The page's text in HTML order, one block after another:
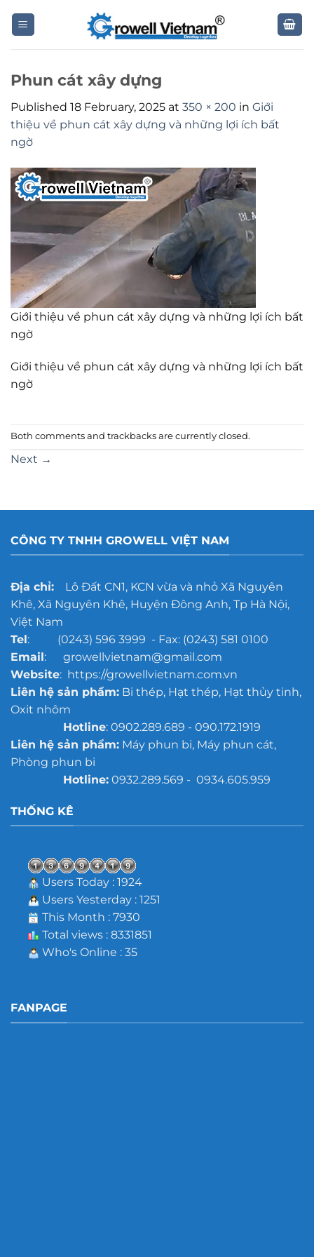
Phun cát xây dựng
Published 18 February, 2025 at 350 × 200 in Giới
thiệu về phun cát xây dựng và những lợi ích bất
ngờ
Giới thiệu về phun cát xây dựng và những lợi ích bất
ngờ
Giới thiệu về phun cát xây dựng và những lợi ích bất
ngờ
Both comments and trackbacks are currently closed.
Next →
CÔNG TY TNHH GROWELL VIỆT NAM
Địa chỉ:Lô Đất CN1, KCN vừa và nhỏ Xã Nguyên
Khê, Xã Nguyên Khê, Huyện Đông Anh, Tp Hà Nội,
Việt Nam
Tel: (0243) 596 3999 - Fax: (0243) 581 0100
Email: growellvietnam@gmail.com
Website: https://growellvietnam.com.vn
Liên hệ sản phẩm:Bi thép, Hạt thép, Hạt thủy tinh,
Oxit nhôm
Hotline: 0902.289.689 - 090.172.1919
Liên hệ sản phẩm:Máy phun bi, Máy phun cát,
Phòng phun bi
Hotline:0932.289.569 - 0934.605.959
THỐNG KÊ
Users Today : 1924
Users Yesterday : 1251
This Month : 7930
Total views : 8331851
Who's Online : 35
FANPAGE